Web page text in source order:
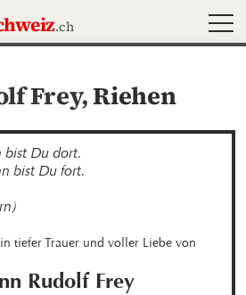
.ch
Frey,Riehen
bist Du dort.
bist Du fort.
tiefer Trauer und voller Liebe von
Rudolf Frey